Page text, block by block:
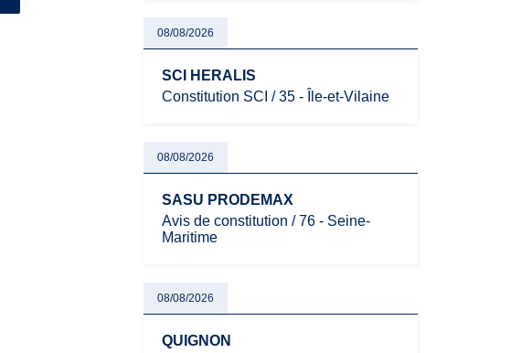
08/08/2026
SCI HERALIS
Constitution SCI / 35 - Île-et-Vilaine
08/08/2026
SASU PRODEMAX
Avis de constitution / 76 - Seine-
Maritime
08/08/2026
QUIGNON